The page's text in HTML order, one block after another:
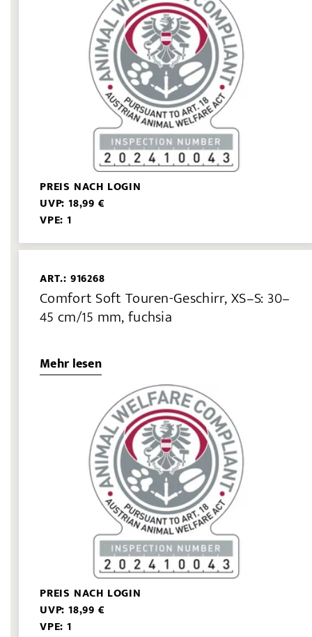
PREIS NACH LOGIN
UVP: 18,99 €
VPE: 1
ART.: 916268
Comfort Soft Touren-Geschirr, XS–S: 30–
45 cm/15 mm, fuchsia
Mehr lesen
PREIS NACH LOGIN
UVP: 18,99 €
VPE: 1